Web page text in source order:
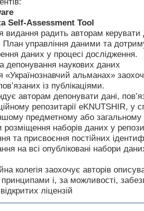
Self-Assessment Tool
видання радить авторам
План управління даними та
даних у процесі дослідження.
депонування наукових даних
«Українознавчий альманах»
із публікаціями.
авторам депонувати дані,
репозитарії eKNUTSHIR, у
предметному або загальному
розміщення наборів даних у
та присвоєння постійних
на всі опубліковані набори
колегія заохочує авторів
принципами і, за можливості,
ліцензій